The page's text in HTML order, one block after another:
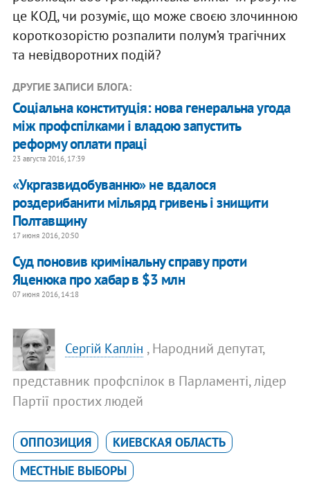
це КОД, чи розуміє, що може своєю злочинною
короткозорістю розпалити полум’я трагічних
та невідворотних подій?
ДРУГИЕ ЗАПИСИ БЛОГА:
Соціальна конституція: нова генеральна угода
між профспілками і владою запустить
реформу оплати праці
23 августа 2016, 17:39
«Укргазвидобуванню» не вдалося
роздерибанити мільярд гривень і знищити
Полтавщину
17 июня 2016, 20:50
Суд поновив кримінальну справу проти
Яценюка про хабар в $3 млн
07 июня 2016, 14:18
Сергій Каплін , Народний депутат,
представник профспілок в Парламенті, лідер
Партії простих людей
ОППОЗИЦИЯ
КИЕВСКАЯ ОБЛАСТЬ
МЕСТНЫЕ ВЫБОРЫ